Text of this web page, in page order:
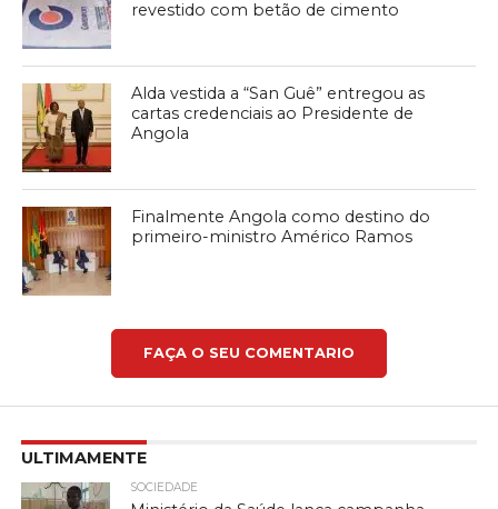
revestido com betão de cimento
Alda vestida a “San Guê” entregou as
cartas credenciais ao Presidente de
Angola
Finalmente Angola como destino do
primeiro-ministro Américo Ramos
FAÇA O SEU COMENTARIO
ULTIMAMENTE
SOCIEDADE